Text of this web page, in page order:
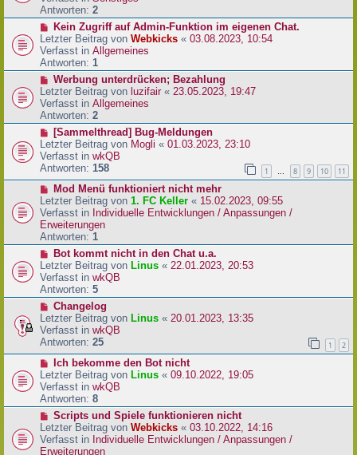
i
t
a
g
e
r
B
e
i
t
a
g
Antworten: 2
N
e
u
e
r
B
e
i
t
a
g
Kein Zugriff auf Admin-Funktion im eigenen Chat.
Letzter Beitrag von Webkicks « 03.08.2023, 10:54
Verfasst in Allgemeines
Antworten: 1
N
e
u
e
r
B
e
i
t
a
g
Werbung unterdrücken; Bezahlung
Letzter Beitrag von luzifair « 23.05.2023, 19:47
Verfasst in Allgemeines
Antworten: 2
N
e
u
e
r
B
e
i
t
r
a
g
[Sammelthread] Bug-Meldungen
Letzter Beitrag von Mogli « 01.03.2023, 23:10
Verfasst in wkQB
Antworten: 158 1 … 8 9 10 11
N
e
u
e
r
B
e
i
t
r
a
g
Mod Menü funktioniert nicht mehr
Letzter Beitrag von 1. FC Keller « 15.02.2023, 09:55
Verfasst in Individuelle Entwicklungen / Anpassungen /
Erweiterungen
Antworten: 1
N
e
u
e
r
B
e
i
t
a
g
Bot kommt nicht in den Chat u.a.
Letzter Beitrag von Linus « 22.01.2023, 20:53
Verfasst in wkQB
Antworten: 5
N
e
u
e
r
B
e
i
t
a
g
Changelog
Letzter Beitrag von Linus « 20.01.2023, 13:35
Verfasst in wkQB
Antworten: 25 1 2
N
e
u
e
r
B
e
i
Ich bekomme den Bot nicht
Letzter Beitrag von Linus « 09.10.2022, 19:05
Verfasst in wkQB
Antworten: 8
N
e
u
e
Scripts und Spiele funktionieren nicht
Letzter Beitrag von Webkicks « 03.10.2022, 14:16
Verfasst in Individuelle Entwicklungen / Anpassungen /
Erweiterungen